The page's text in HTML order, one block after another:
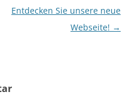
Entdecken Sie unsere neue
Webseite! →